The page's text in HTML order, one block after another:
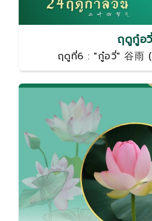
ฤดูกู๋อวี่
ฤดูที่6 : "กู๋อวี่" 谷雨